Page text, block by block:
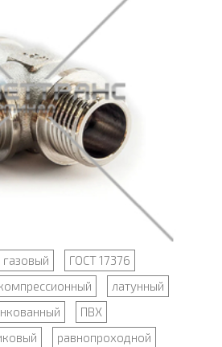
газовый
ГОСТ 17376
латунный
ПВХ
равнопроходной